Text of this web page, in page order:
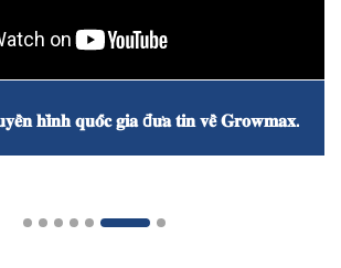
𝐡𝐢̀𝐧𝐡 𝐪𝐮𝐨̂́𝐜 𝐠𝐢𝐚 đ𝐮̛𝐚 𝐭𝐢𝐧 𝐯𝐞̂̀ 𝐆𝐫𝐨𝐰𝐦𝐚𝐱.